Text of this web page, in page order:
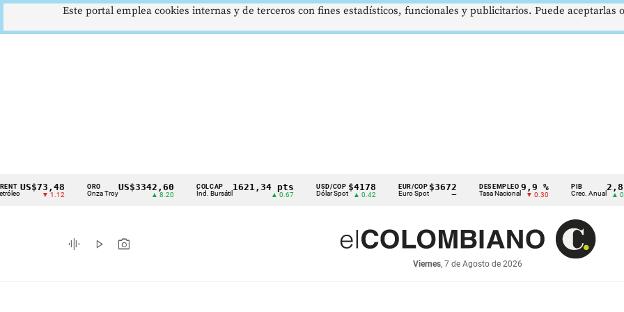
Cintillo
indicadores
económicos
▼ 1.12
ORO
Onza Troy
US$3342,60
▲ 8.20
COLCAP
Índ. Bursátil
1621,34 pts USD/COP
Dólar Spot
$4178
▲ 0.42
EUR/COP
Euro Spot
$3672
—
DESEMPLEO
Tasa Nacional
9,9 %
▼ 0.30
PIB
Crec. Anual
2,8 %
▲ 0.10
graphic_eq play_arrow photo_camera
Viernes, 7 de Agosto de 2026
Este portal emplea cookies internas y de terceros con fines estadísticos, funcionales y publicitarios. Puede aceptarlas